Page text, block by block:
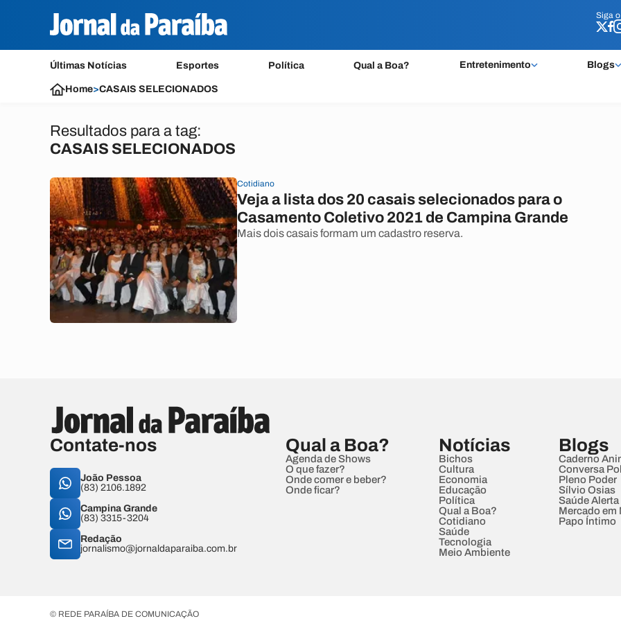
Siga o
Últimas Notícias Esportes Política Qual a Boa? Entretenimento Blogs
Siga o
Home>CASAIS SELECIONADOS
Resultados para a tag:
CASAIS SELECIONADOS
Cotidiano
Veja a lista dos 20 casais selecionados para o
Casamento Coletivo 2021 de Campina Grande
Mais dois casais formam um cadastro reserva.
Contate-nos
João Pessoa
(83) 2106.1892
Campina Grande
(83) 3315-3204
Redação
jornalismo@jornaldaparaiba.com.br
Qual a Boa?
Agenda de Shows
O que fazer?
Onde comer e beber?
Onde ficar?
Notícias
Bichos
Cultura
Economia
Educação
Política
Qual a Boa?
Cotidiano
Saúde
Tecnologia
Meio Ambiente
Blogs
Caderno
Conversa
Pleno Poder
Sílvio Osias
Saúde Alerta
Mercado em
Papo Íntimo
© REDE PARAÍBA DE COMUNICAÇÃO